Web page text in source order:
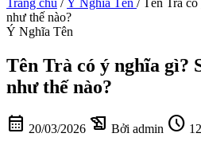
Trang chủ / Ý Nghĩa Tên / Tên Trà có
như thế nào?
Ý Nghĩa Tên
Tên Trà có ý nghĩa gì?
như thế nào?
calendar_month 20/03/2026 history_edu Bởi admin schedule